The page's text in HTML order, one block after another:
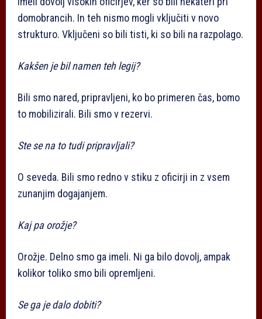
domobrancih. In teh nismo mogli vključiti v novo
strukturo. Vključeni so bili tisti, ki so bili na razpolago.
Kakšen je bil namen teh legij?
Bili smo nared, pripravljeni, ko bo primeren čas, bomo
to mobilizirali. Bili smo v rezervi.
Ste se na to tudi pripravljali?
O seveda. Bili smo redno v stiku z oficirji in z vsem
zunanjim dogajanjem.
Kaj pa orožje?
Orožje. Delno smo ga imeli. Ni ga bilo dovolj, ampak
kolikor toliko smo bili opremljeni.
Se ga je dalo dobiti?